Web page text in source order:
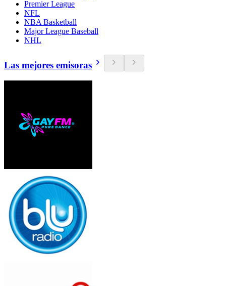
Premier League
NFL
NBA Basketball
Major League Baseball
NHL
Las mejores emisoras